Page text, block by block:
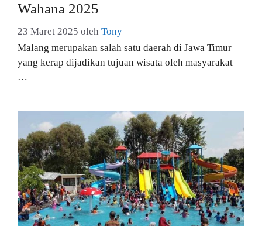
Wahana 2025
23 Maret 2025 oleh Tony
Malang merupakan salah satu daerah di Jawa Timur
yang kerap dijadikan tujuan wisata oleh masyarakat
…